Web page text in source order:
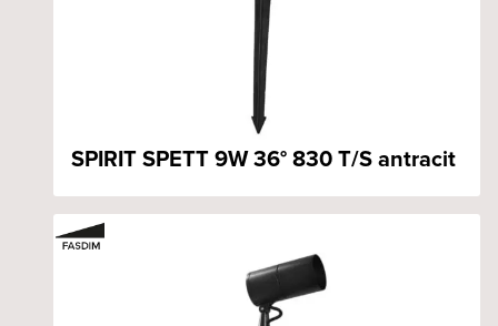
SPIRIT SPETT 9W 36° 830 T/S antracit